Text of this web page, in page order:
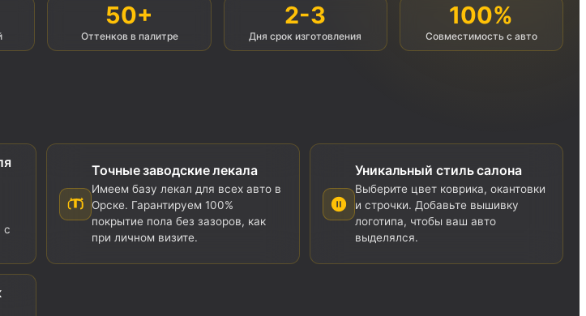
50+
Оттенков в палитре
2-3
Дня срок изготовления
100%
Совместимость с авто
с
Точные заводские лекала
Имеем базу лекал для всех авто в
Орске. Гарантируем 100%
покрытие пола без зазоров, как
при личном визите.
Уникальный стиль салона
Выберите цвет коврика, окантовки
и строчки. Добавьте вышивку
логотипа, чтобы ваш авто
выделялся.